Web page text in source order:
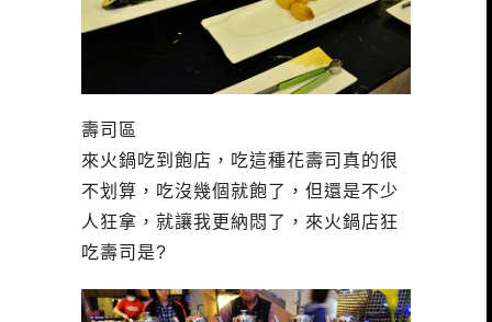
壽司區
來火鍋吃到飽店，吃這種花壽司真的很
不划算，吃沒幾個就飽了，但還是不少
人狂拿，就讓我更納悶了，來火鍋店狂
吃壽司是?